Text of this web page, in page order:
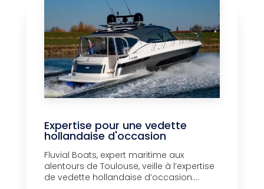
Expertise pour une vedette
hollandaise d'occasion
Fluvial Boats, expert maritime aux
alentours de Toulouse, veille à l’expertise
de vedette hollandaise d’occasion....